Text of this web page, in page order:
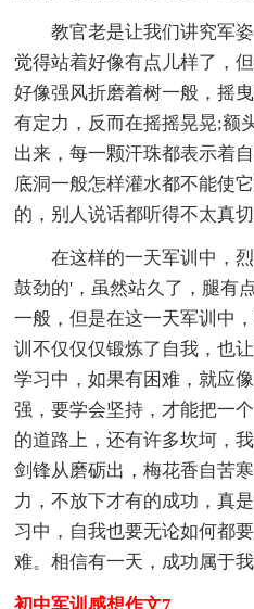
教官老是让我们讲究军姿
觉得站着好像有点儿样了，
好像强风折磨着树一般，摇
有定力，反而在摇摇晃晃;额
出来，每一颗汗珠都表示着
底洞一般怎样灌水都不能使
的，别人说话都听得不太真切
在这样的一天军训中，烈
鼓劲的'，虽然站久了，腿有
一般，但是在这一天军训中
训不仅仅仅锻炼了自我，也
学习中，如果有困难，就应
强，要学会坚持，才能把一
的道路上，还有许多坎坷，
剑锋从磨砺出，梅花香自苦
力，不放下才有的成功，真
习中，自我也要无论如何都
难。相信有一天，成功属于